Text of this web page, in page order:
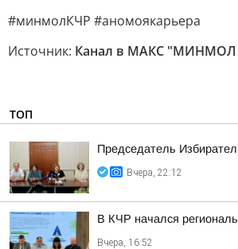
#минмолКЧР #аномоякарьера
Источник: Канал в МАКС "МИНМОЛ
ТОП
Председатель
Вчера, 22:12
В КЧР начался
Вчера, 16:52